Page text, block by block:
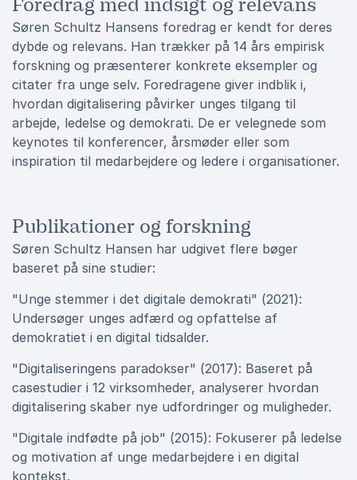
Foredrag med indsigt og relevans
Søren Schultz Hansens foredrag er kendt for deres
dybde og relevans. Han trækker på 14 års empirisk
forskning og præsenterer konkrete eksempler og
citater fra unge selv. Foredragene giver indblik i,
hvordan digitalisering påvirker unges tilgang til
arbejde, ledelse og demokrati. De er velegnede som
keynotes til konferencer, årsmøder eller som
inspiration til medarbejdere og ledere i organisationer.
Publikationer og forskning
Søren Schultz Hansen har udgivet flere bøger
baseret på sine studier:
"Unge stemmer i det digitale demokrati" (2021):
Undersøger unges adfærd og opfattelse af
demokratiet i en digital tidsalder.
"Digitaliseringens paradokser" (2017): Baseret på
casestudier i 12 virksomheder, analyserer hvordan
digitalisering skaber nye udfordringer og muligheder.
"Digitale indfødte på job" (2015): Fokuserer på ledelse
og motivation af unge medarbejdere i en digital
kontekst.